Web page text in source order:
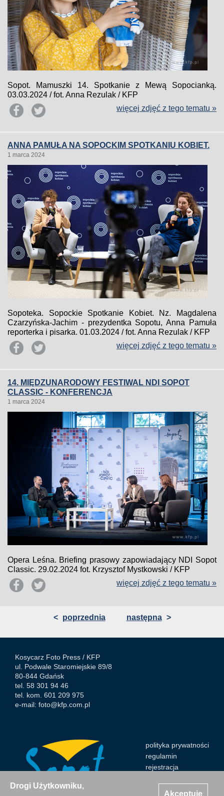
Akceptuję
Drogi Użytkowniku,
Sopot. Mamuszki 14. Spotkanie z Mewą Sopocianką.
03.03.2024 / fot. Anna Rezulak / KFP
więcej zdjęć z tego tematu »
ANNA PAMUŁA NA SOPOCKIM SPOTKANIU KOBIET.
1 marca 2024
Sopoteka. Sopockie Spotkanie Kobiet. Nz. Magdalena
Czarzyńska-Jachim - prezydentka Sopotu, Anna Pamuła
reporterka i pisarka. 01.03.2024 / fot. Anna Rezulak / KFP
więcej zdjęć z tego tematu »
14. MIĘDZUNARODOWY FESTIWAL NDI SOPOT
CLASSIC - KONFERENCJA
1 marca 2024
Opera Leśna. Briefing prasowy zapowiadający NDI Sopot
Classic. 29.02.2024 fot. Krzysztof Mystkowski / KFP
więcej zdjęć z tego tematu »
< poprzednia następna >
Kosycarz Foto Press / KFP
ul. Podwale Staromiejskie 89/8
80-844 Gdańsk
tel. 58 301 94 46
tel. kom. 601 209 975
e-mail: foto@kfp.com.pl
polityka prywatności
regulamin
rejestracja